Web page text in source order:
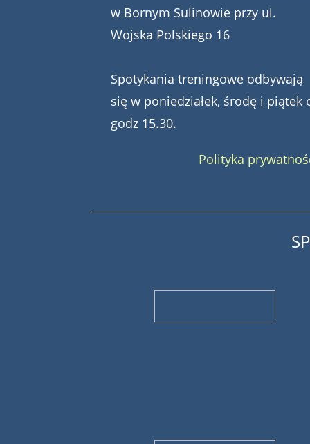
w Bornym Sulinowie przy ul.
Wojska Polskiego 16
Spotykania treningowe odbywają
się w poniedziałek, środę i piątek
godz 15.30.
Polityka